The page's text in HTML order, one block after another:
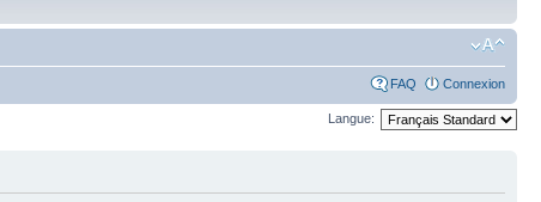
FAQ Connexion
Langue: